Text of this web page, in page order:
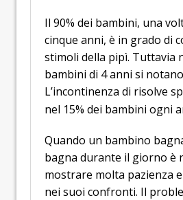
Il 90% dei bambini, una
cinque anni, è in grado di
stimoli della pipì. Tuttavia
bambini di 4 anni si
L’incontinenza di risolve
nel 15% dei bambini ogni
Quando un bambino
bagna durante il giorno è
mostrare molta pazienza
nei suoi confronti. Il